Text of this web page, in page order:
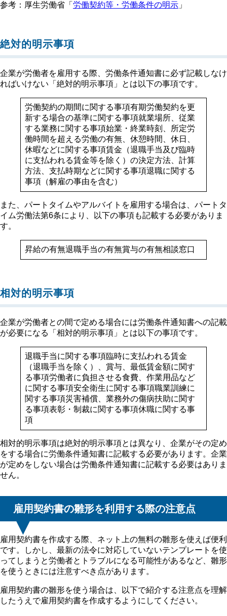
参考：厚生労働省「 労働契約等・労働条件の明示 」
絶対的明示事項
企業が労働者を雇用する際、労働条件通知書に必ず記載しなけ
ればいけない「絶対的明示事項」とは以下の事項です。
労働契約の期間に関する事項有期労働契約を更
新する場合の基準に関する事項就業場所、従業
する業務に関する事項始業・終業時刻、所定労
働時間を超える労働の有無、休憩時間、休日、
休暇などに関する事項賃金（退職手当及び臨時
に支払われる賃金等を除く）の決定方法、計算
方法、支払時期などに関する事項退職に関する
事項（解雇の事由を含む）
また、パートタイムやアルバイトを雇用する場合は、パートタ
イム労働法第6条により、以下の事項も記載する必要がありま
す。
昇給の有無退職手当の有無賞与の有無相談窓口
相対的明示事項
企業が労働者との間で定める場合には労働条件通知書への記載
が必要になる「相対的明示事項」とは以下の事項です。
退職手当に関する事項臨時に支払われる賃金
（退職手当を除く）、賞与、最低賃金額に関す
る事項労働者に負担させる食費、作業用品など
に関する事項安全衛生に関する事項職業訓練に
関する事項災害補償、業務外の傷病扶助に関す
る事項表彰・制裁に関する事項休職に関する事
項
相対的明示事項は絶対的明示事項とは異なり、企業がその定め
をする場合に労働条件通知書に記載する必要があります。企業
が定めをしない場合は労働条件通知書に記載する必要はありま
せん。
雇用契約書の雛形を利用する際の注意点
雇用契約書を作成する際、ネット上の無料の雛形を使えば便利
です。しかし、最新の法令に対応していないテンプレートを使
ってしまうと労働者とトラブルになる可能性があるなど、雛形
を使うときには注意すべき点があります。
雇用契約書の雛形を使う場合は、以下で紹介する注意点を理解
したうえで雇用契約書を作成するようにしてください。